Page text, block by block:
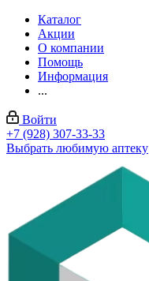
Каталог
Акции
О компании
Помощь
Информация
...
Войти
+7 (928) 307-33-33
Выбрать любимую аптеку